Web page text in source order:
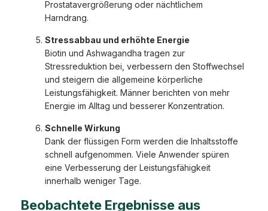
Prostatavergrößerung oder nächtlichem
Harndrang.
Stressabbau und erhöhte Energie
Biotin und Ashwagandha tragen zur
Stressreduktion bei, verbessern den Stoffwechsel
und steigern die allgemeine körperliche
Leistungsfähigkeit. Männer berichten von mehr
Energie im Alltag und besserer Konzentration.
Schnelle Wirkung
Dank der flüssigen Form werden die Inhaltsstoffe
schnell aufgenommen. Viele Anwender spüren
eine Verbesserung der Leistungsfähigkeit
innerhalb weniger Tage.
Beobachtete Ergebnisse aus